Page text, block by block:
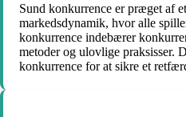
Sund konkurrence er præget af
markedsdynamik, hvor alle
konkurrence indebærer
metoder og ulovlige praksisser.
konkurrence for at sikre et